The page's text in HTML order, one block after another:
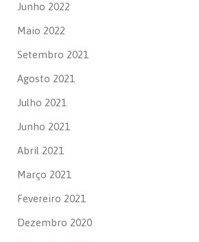
Junho 2022
Maio 2022
Setembro 2021
Agosto 2021
Julho 2021
Junho 2021
Abril 2021
Março 2021
Fevereiro 2021
Dezembro 2020